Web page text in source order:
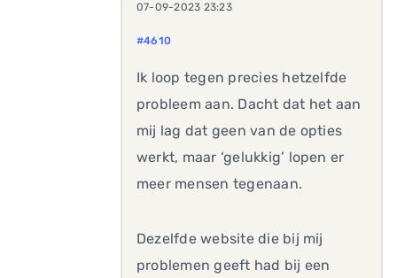
07-09-2023 23:23
#4610
Ik loop tegen precies hetzelfde
probleem aan. Dacht dat het aan
mij lag dat geen van de opties
werkt, maar ‘gelukkig’ lopen er
meer mensen tegenaan.
Dezelfde website die bij mij
problemen geeft had bij een